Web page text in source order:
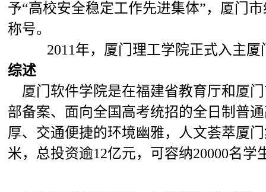
予“高校安全稳定工作先进集体”，厦门
称号。
2011年，厦门理工学院正式入主厦
综述
厦门软件学院是在福建省教育厅和厦
部备案、面向全国高考统招的全日制普
厚、交通便捷的环境幽雅，人文荟萃厦
米，总投资逾12亿元，可容纳20000名学